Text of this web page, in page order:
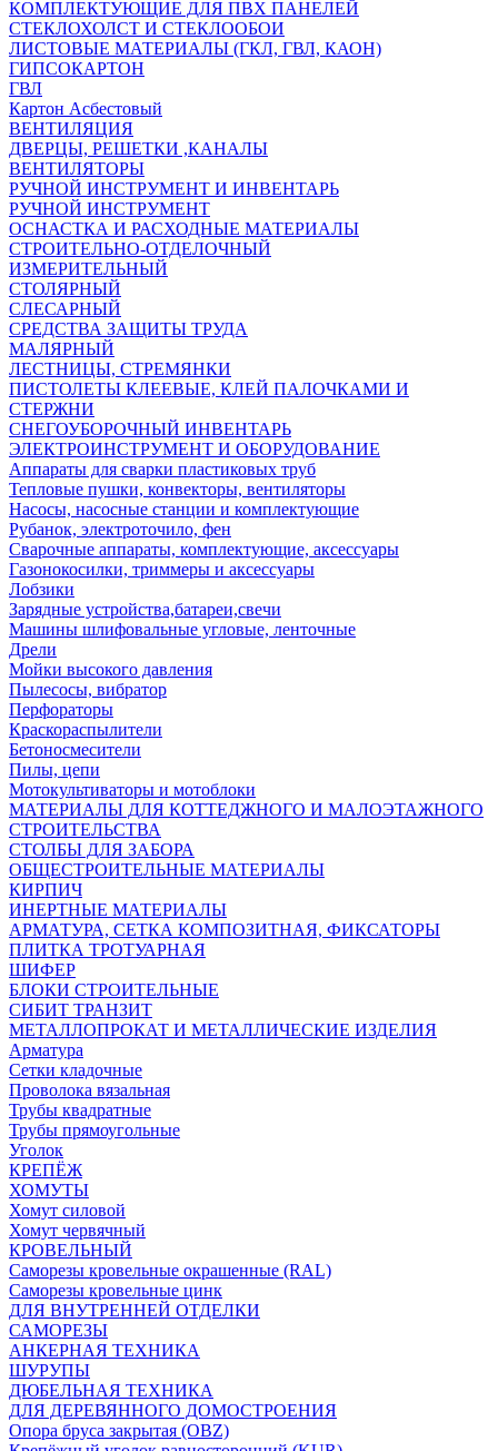
КОМПЛЕКТУЮЩИЕ ДЛЯ ПВХ ПАНЕЛЕЙ
СТЕКЛОХОЛСТ И СТЕКЛООБОИ
ЛИСТОВЫЕ МАТЕРИАЛЫ (ГКЛ, ГВЛ, КАОН)
ГИПСОКАРТОН
ГВЛ
Картон Асбестовый
ВЕНТИЛЯЦИЯ
ДВЕРЦЫ, РЕШЕТКИ ,КАНАЛЫ
ВЕНТИЛЯТОРЫ
РУЧНОЙ ИНСТРУМЕНТ И ИНВЕНТАРЬ
РУЧНОЙ ИНСТРУМЕНТ
ОСНАСТКА И РАСХОДНЫЕ МАТЕРИАЛЫ
СТРОИТЕЛЬНО-ОТДЕЛОЧНЫЙ
ИЗМЕРИТЕЛЬНЫЙ
СТОЛЯРНЫЙ
СЛЕСАРНЫЙ
СРЕДСТВА ЗАЩИТЫ ТРУДА
МАЛЯРНЫЙ
ЛЕСТНИЦЫ, СТРЕМЯНКИ
ПИСТОЛЕТЫ КЛЕЕВЫЕ, КЛЕЙ ПАЛОЧКАМИ И
СТЕРЖНИ
СНЕГОУБОРОЧНЫЙ ИНВЕНТАРЬ
ЭЛЕКТРОИНСТРУМЕНТ И ОБОРУДОВАНИЕ
Аппараты для сварки пластиковых труб
Тепловые пушки, конвекторы, вентиляторы
Насосы, насосные станции и комплектующие
Рубанок, электроточило, фен
Сварочные аппараты, комплектующие, аксессуары
Газонокосилки, триммеры и аксессуары
Лобзики
Зарядные устройства,батареи,свечи
Машины шлифовальные угловые, ленточные
Дрели
Мойки высокого давления
Пылесосы, вибратор
Перфораторы
Краскораспылители
Бетоносмесители
Пилы, цепи
Мотокультиваторы и мотоблоки
МАТЕРИАЛЫ ДЛЯ КОТТЕДЖНОГО И МАЛОЭТАЖНОГО
СТРОИТЕЛЬСТВА
СТОЛБЫ ДЛЯ ЗАБОРА
ОБЩЕСТРОИТЕЛЬНЫЕ МАТЕРИАЛЫ
КИРПИЧ
ИНЕРТНЫЕ МАТЕРИАЛЫ
АРМАТУРА, СЕТКА КОМПОЗИТНАЯ, ФИКСАТОРЫ
ПЛИТКА ТРОТУАРНАЯ
ШИФЕР
БЛОКИ СТРОИТЕЛЬНЫЕ
СИБИТ ТРАНЗИТ
МЕТАЛЛОПРОКАТ И МЕТАЛЛИЧЕСКИЕ ИЗДЕЛИЯ
Арматура
Сетки кладочные
Проволока вязальная
Трубы квадратные
Трубы прямоугольные
Уголок
КРЕПЁЖ
ХОМУТЫ
Хомут силовой
Хомут червячный
КРОВЕЛЬНЫЙ
Саморезы кровельные окрашенные (RAL)
Саморезы кровельные цинк
ДЛЯ ВНУТРЕННЕЙ ОТДЕЛКИ
САМОРЕЗЫ
АНКЕРНАЯ ТЕХНИКА
ШУРУПЫ
ДЮБЕЛЬНАЯ ТЕХНИКА
ДЛЯ ДЕРЕВЯННОГО ДОМОСТРОЕНИЯ
Опора бруса закрытая (OBZ)